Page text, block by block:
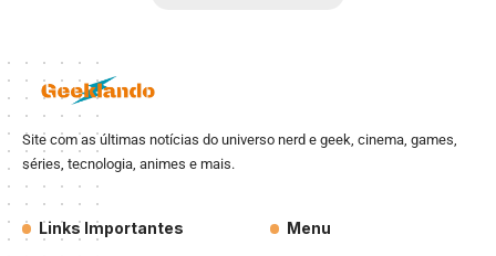
Site com as últimas notícias do universo nerd e geek, cinema, games,
séries, tecnologia, animes e mais.
Links Importantes Menu